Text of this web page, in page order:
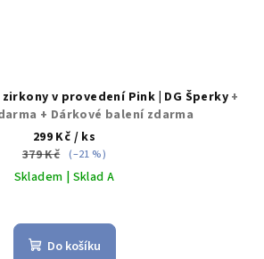
v provedení Pink | DG Šperky +
+ Dárkové balení zdarma
299 Kč / ks
379 Kč (–21 %)
Skladem | Sklad A
hodnocení
produktu
Do košíku